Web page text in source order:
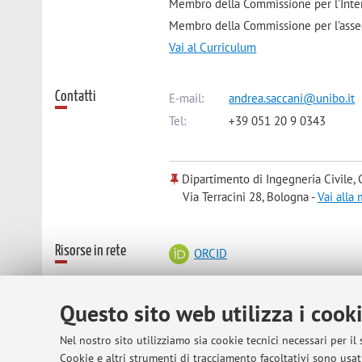
Questo sito web utilizza i
Nel nostro sito utilizziamo sia cookie tecnici necessari per
Cookie e altri strumenti di tracciamento facoltativi sono
Membro della Commissione per
Membro della Commissione per
Vai al Curriculum
Contatti E-mail:
andrea.saccani@unibo.it
Tel:
+39 051 20 9 0343
Dipartimento di Ingegneria Civile,
Via Terracini 28, Bologna -Vai alla
Risorse in rete ORCID
Orario di ricevimento
Lunedì dalle 10.00 alle 13.00 presso
periodi verrà pubblicato un